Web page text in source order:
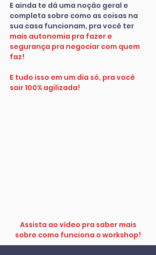
E ainda te dá uma noção geral e
completa sobre como as coisas na
sua casa funcionam, pra você ter
mais autonomia pra fazer e
segurança pra negociar com quem
faz!
E tudo isso em um dia só, pra você
sair 100% agilizada!
Assista ao vídeo pra saber mais
sobre como funciona o workshop!